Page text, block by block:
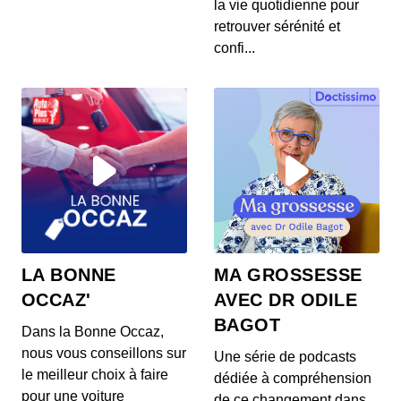
1: Mais qu’est ce que c’est CULTE ?
00:01:04 - IL Y A 7 ANS
CULTE c'est le nouveau rendez-vous du Journal
la vie quotidienne pour
retrouver sérénité et
confi...
LA BONNE
OCCAZ'
Dans la Bonne Occaz,
nous vous conseillons sur
le meilleur choix à faire
pour une voiture
MA GROSSESSE
AVEC DR ODILE
BAGOT
Une série de podcasts
dédiée à compréhension